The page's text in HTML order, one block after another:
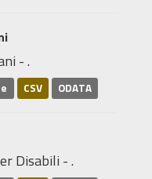
- .
CSV ODATA
Disabili - .